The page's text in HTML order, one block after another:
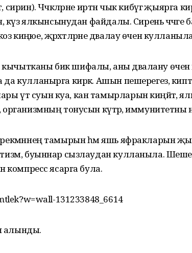
Чәчәкләрне иртән чык кибүгә җыярга
күз ялкынсынудан файдалы. Сирень
киңәюе, җәрәхәтләрне дәвалау өчен
бик шифалы, аны дәвалану өчен
да кулланырга кирәк. Ашын пешерегез,
үт суын куа, кан тамырларын киңәйтә,
организмның тонусын күтәрә, иммунитетны
тамырын һәм яшь яфракларын
буыннар сызлаудан кулланыла.
компресс ясарга була.
131233848_6614
алынды.